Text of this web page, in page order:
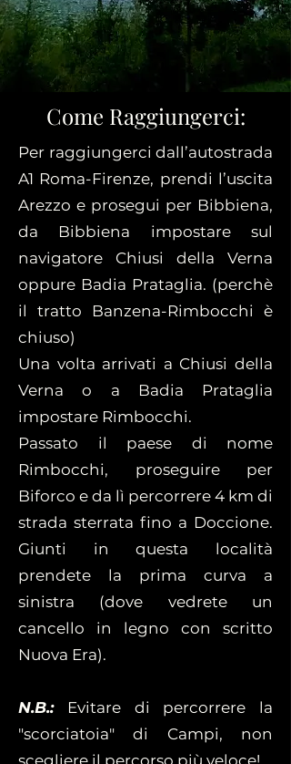
Come Raggiungerci:
Per raggiungerci dall’autostrada
A1 Roma-Firenze, prendi l’uscita
Arezzo e prosegui per Bibbiena,
da Bibbiena impostare sul
navigatore Chiusi della Verna
oppure Badia Prataglia. (perchè
il tratto Banzena-Rimbocchi è
chiuso)
Una volta arrivati a Chiusi della
Verna o a Badia Prataglia
impostare Rimbocchi.
Passato il paese di nome
Rimbocchi, proseguire per
Biforco e da lì percorrere 4 km di
strada sterrata fino a Doccione.
Giunti in questa località
prendete la prima curva a
sinistra (dove vedrete un
cancello in legno con scritto
Nuova Era).
N.B.:Evitare di percorrere la
"scorciatoia" di Campi, non
scegliere il percorso più veloce!